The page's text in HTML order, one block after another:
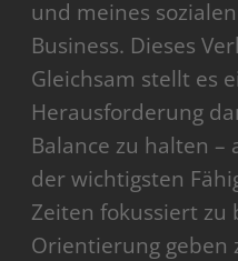
und meines
Business. Dieses
Gleichsam stellt es
Herausforderung
Balance zu halten –
der wichtigsten
Zeiten fokussiert zu
Orientierung geben